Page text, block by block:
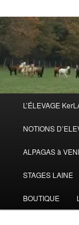
principal
L’ÉLEVAGE
NOTIONS
ALPAGAS à
STAGES LAINE
BOUTIQUE